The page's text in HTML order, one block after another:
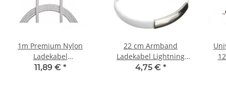
1m Premium Nylon
Ladekabel
Magnetkupplung iPhone
11,89 € *
22 cm Armband
Ladekabel Lightning
iPhone SE 5 5S 5C 6 6S
4,75 € *